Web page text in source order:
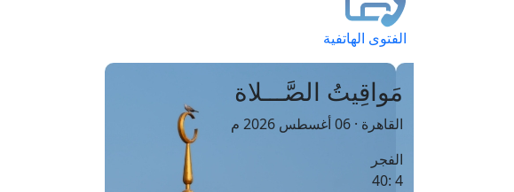
الفتوى الهاتفية
مَواقِيتُ الصَّـــلاة
القاهرة · 06 أغسطس 2026 م
الفجر
4 :40